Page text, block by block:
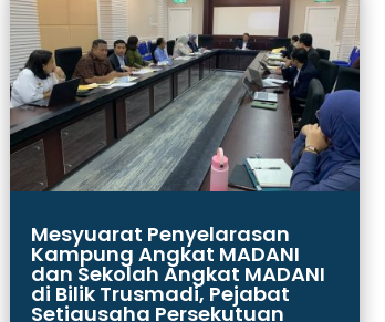
Mesyuarat Penyelarasan
Kampung Angkat MADANI
dan Sekolah Angkat MADANI
di Bilik Trusmadi, Pejabat
Setiausaha Persekutuan